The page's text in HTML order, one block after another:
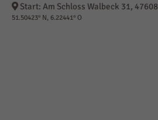
Start: Am Schloss Walbeck 31,
51.50423° N, 6.22441° O